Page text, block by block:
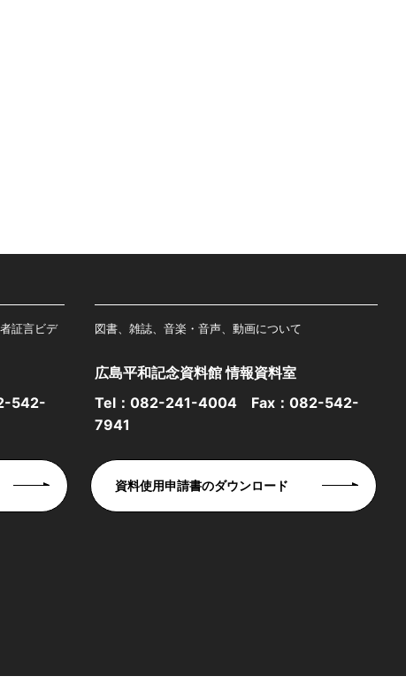
証言ビデ
542-
図書、雑誌、音楽・音声、動画について
広島平和記念資料館 情報資料室
Tel： 082-241-4004 Fax：082-542-
7941
資料使用申請書のダウンロード